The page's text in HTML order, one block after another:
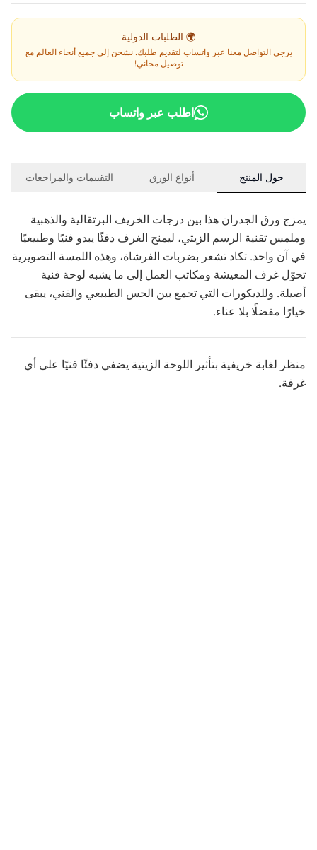
🌍 الطلبات الدولية
يرجى التواصل معنا عبر واتساب لتقديم طلبك. نشحن إلى جميع أنحاء العالم مع
توصيل مجاني!
اطلب عبر واتساب
حول المنتج أنواع الورق التقييمات والمراجعات
يمزج ورق الجدران هذا بين درجات الخريف البرتقالية والذهبية
وملمس تقنية الرسم الزيتي، ليمنح الغرف دفئًا يبدو فنيًا وطبيعيًا
في آن واحد. تكاد تشعر بضربات الفرشاة، وهذه اللمسة التصويرية
تحوّل غرف المعيشة ومكاتب العمل إلى ما يشبه لوحة فنية
أصيلة. وللديكورات التي تجمع بين الحس الطبيعي والفني، يبقى
خيارًا مفضلًا بلا عناء.
منظر لغابة خريفية بتأثير اللوحة الزيتية يضفي دفئًا فنيًا على أي
غرفة.